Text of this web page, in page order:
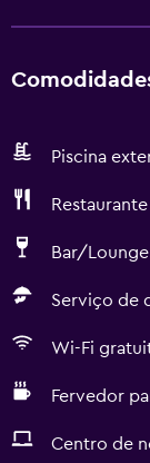
Piscina
Restaurante
Bar/Lounge
Serviço de
Wi-Fi
Fervedor
Centro de